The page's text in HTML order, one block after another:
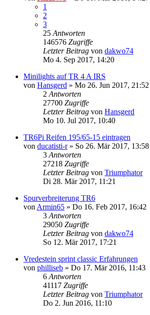
1
2
3
25 Antworten
146576 Zugriffe
Letzter Beitrag von dakwo74
Mo 4. Sep 2017, 14:20
Minilights auf TR 4 A IRS
von Hansgerd » Mo 26. Jun 2017, 21:52
2 Antworten
27700 Zugriffe
Letzter Beitrag von Hansgerd
Mo 10. Jul 2017, 10:40
TR6Pi Reifen 195/65-15 eintragen
von ducatisti-r» So 26. Mär 2017, 13:58
3 Antworten
27218 Zugriffe
Letzter Beitrag von Triumphator
Di 28. Mär 2017, 11:21
Spurverbreiterung TR6
von Armin65 » Do 16. Feb 2017, 16:42
3 Antworten
29050 Zugriffe
Letzter Beitrag von dakwo74
So 12. Mär 2017, 17:21
Vredestein sprint classic Erfahrungen
von philliseb » Do 17. Mär 2016, 11:43
6 Antworten
41117 Zugriffe
Letzter Beitrag von Triumphator
Do 2. Jun 2016, 11:10